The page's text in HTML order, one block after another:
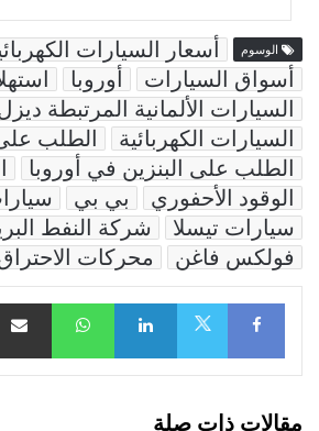
الوسوم
أسعار السيارات
أسواق السيارات
أوروبا
السيارات الألمانية المرتبطة
السيارات الكهربائية
الطلب
الطلب على البنزين في أوروبا
الوقود الأحفوري
بي بي
سيارات تيسلا
شركة النفط
فولكس فاغن
محركات
Facebook
LinkedIn
مقالات ذات صلة